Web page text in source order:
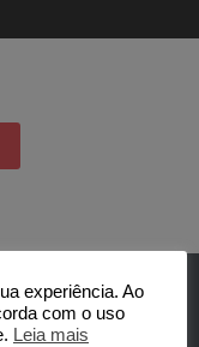
experiência. Ao
com o uso
Leia mais